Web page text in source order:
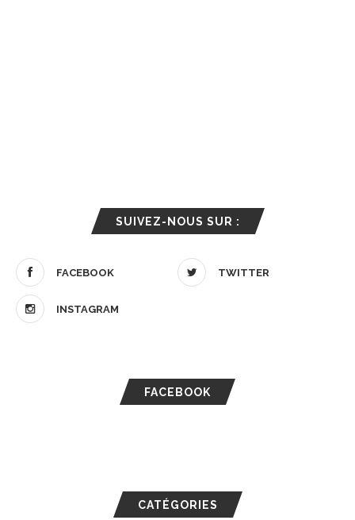
SUIVEZ-NOUS SUR :
FACEBOOK TWITTER
INSTAGRAM
FACEBOOK
CATÉGORIES